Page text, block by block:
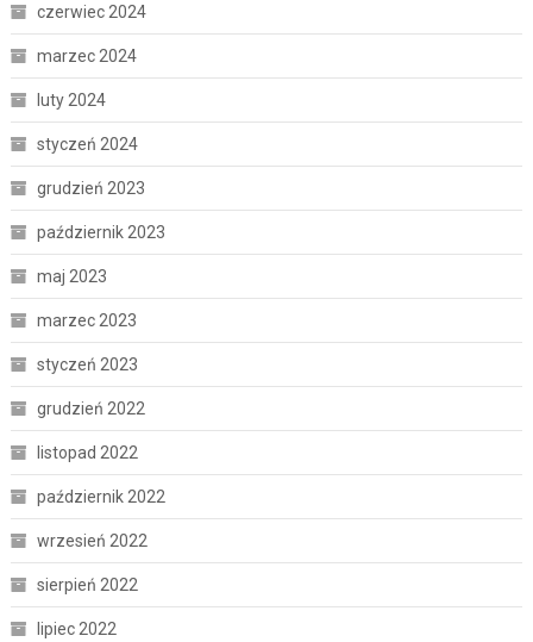
czerwiec 2024
marzec 2024
luty 2024
styczeń 2024
grudzień 2023
październik 2023
maj 2023
marzec 2023
styczeń 2023
grudzień 2022
listopad 2022
październik 2022
wrzesień 2022
sierpień 2022
lipiec 2022